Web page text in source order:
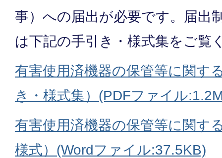
事）への届出が必要です。届出
は下記の手引き・様式集をご覧
有害使用済機器の保管等に関す
き・様式集）(PDFファイル
有害使用済機器の保管等に関す
様式）(Wordファイル:37.5KB)